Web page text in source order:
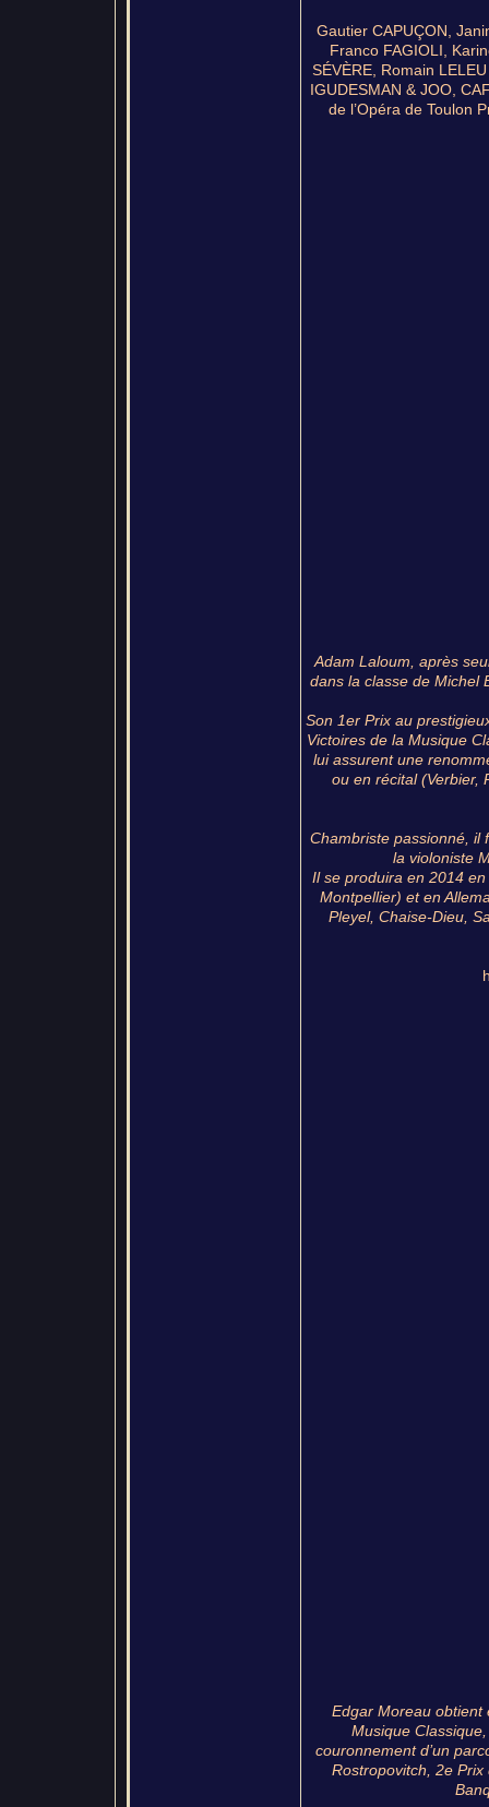
Gautier CAPUÇON,
Franco FAGIOLI,
SÉVÈRE, Romain
IGUDESMAN & JOO,
de l’Opéra de Toulon
Adam Laloum, après
dans la classe de Michel
Son 1er Prix au
Victoires de la Musique
lui assurent une
ou en récital (Verbier,
Chambriste passionné, il
la violoniste
Il se produira en 2014
Montpellier) et en
Pleyel, Chaise-Dieu,
Edgar Moreau obtient
Musique
couronnement d’un
Rostropovitch, 2e